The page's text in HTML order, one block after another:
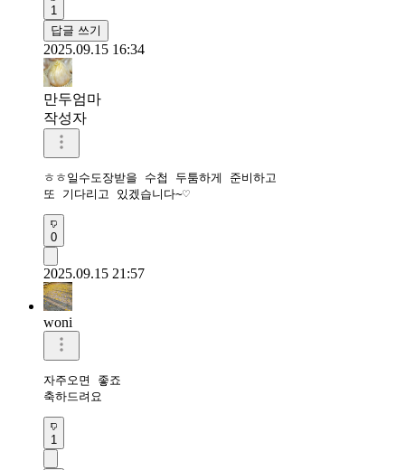
1
답글 쓰기
2025.09.15 16:34
만두엄마
작성자
ㅎㅎ일수도장받을 수첩 두툼하게 준비하고
또 기다리고 있겠습니다~♡
0
2025.09.15 21:57
woni
자주오면 좋죠
축하드려요
1